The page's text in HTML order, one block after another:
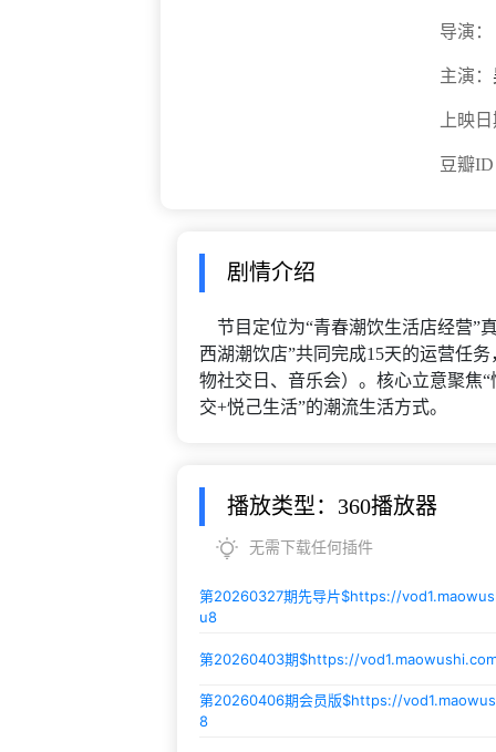
导演：
主演：
上映
豆瓣
剧情介绍
节目定位为“青春潮饮生活店经营”
西湖潮饮店”共同完成15天的运营任
物社交日、音乐会）。核心立意聚焦
交+悦己生活”的潮流生活方式。
播放类型：360播放器
无需下载任何插件
第20260327期先导片$https://
u8
第20260403期$https://
第20260406期会员版$https://
8